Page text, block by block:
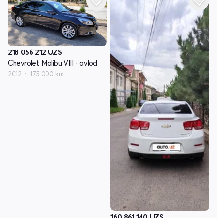
218 056 212 UZS
Chevrolet Malibu VIII - avlod
2012 175 000 km